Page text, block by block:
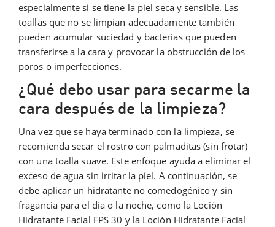
especialmente si se tiene la piel seca y sensible. Las
toallas que no se limpian adecuadamente también
pueden acumular suciedad y bacterias que pueden
transferirse a la cara y provocar la obstrucción de los
poros o imperfecciones.
¿Qué debo usar para secarme la
cara después de la limpieza?
Una vez que se haya terminado con la limpieza, se
recomienda secar el rostro con palmaditas (sin frotar)
con una toalla suave. Este enfoque ayuda a eliminar el
exceso de agua sin irritar la piel. A continuación, se
debe aplicar un hidratante no comedogénico y sin
fragancia para el día o la noche, como la Loción
Hidratante Facial FPS 30 y la Loción Hidratante Facial